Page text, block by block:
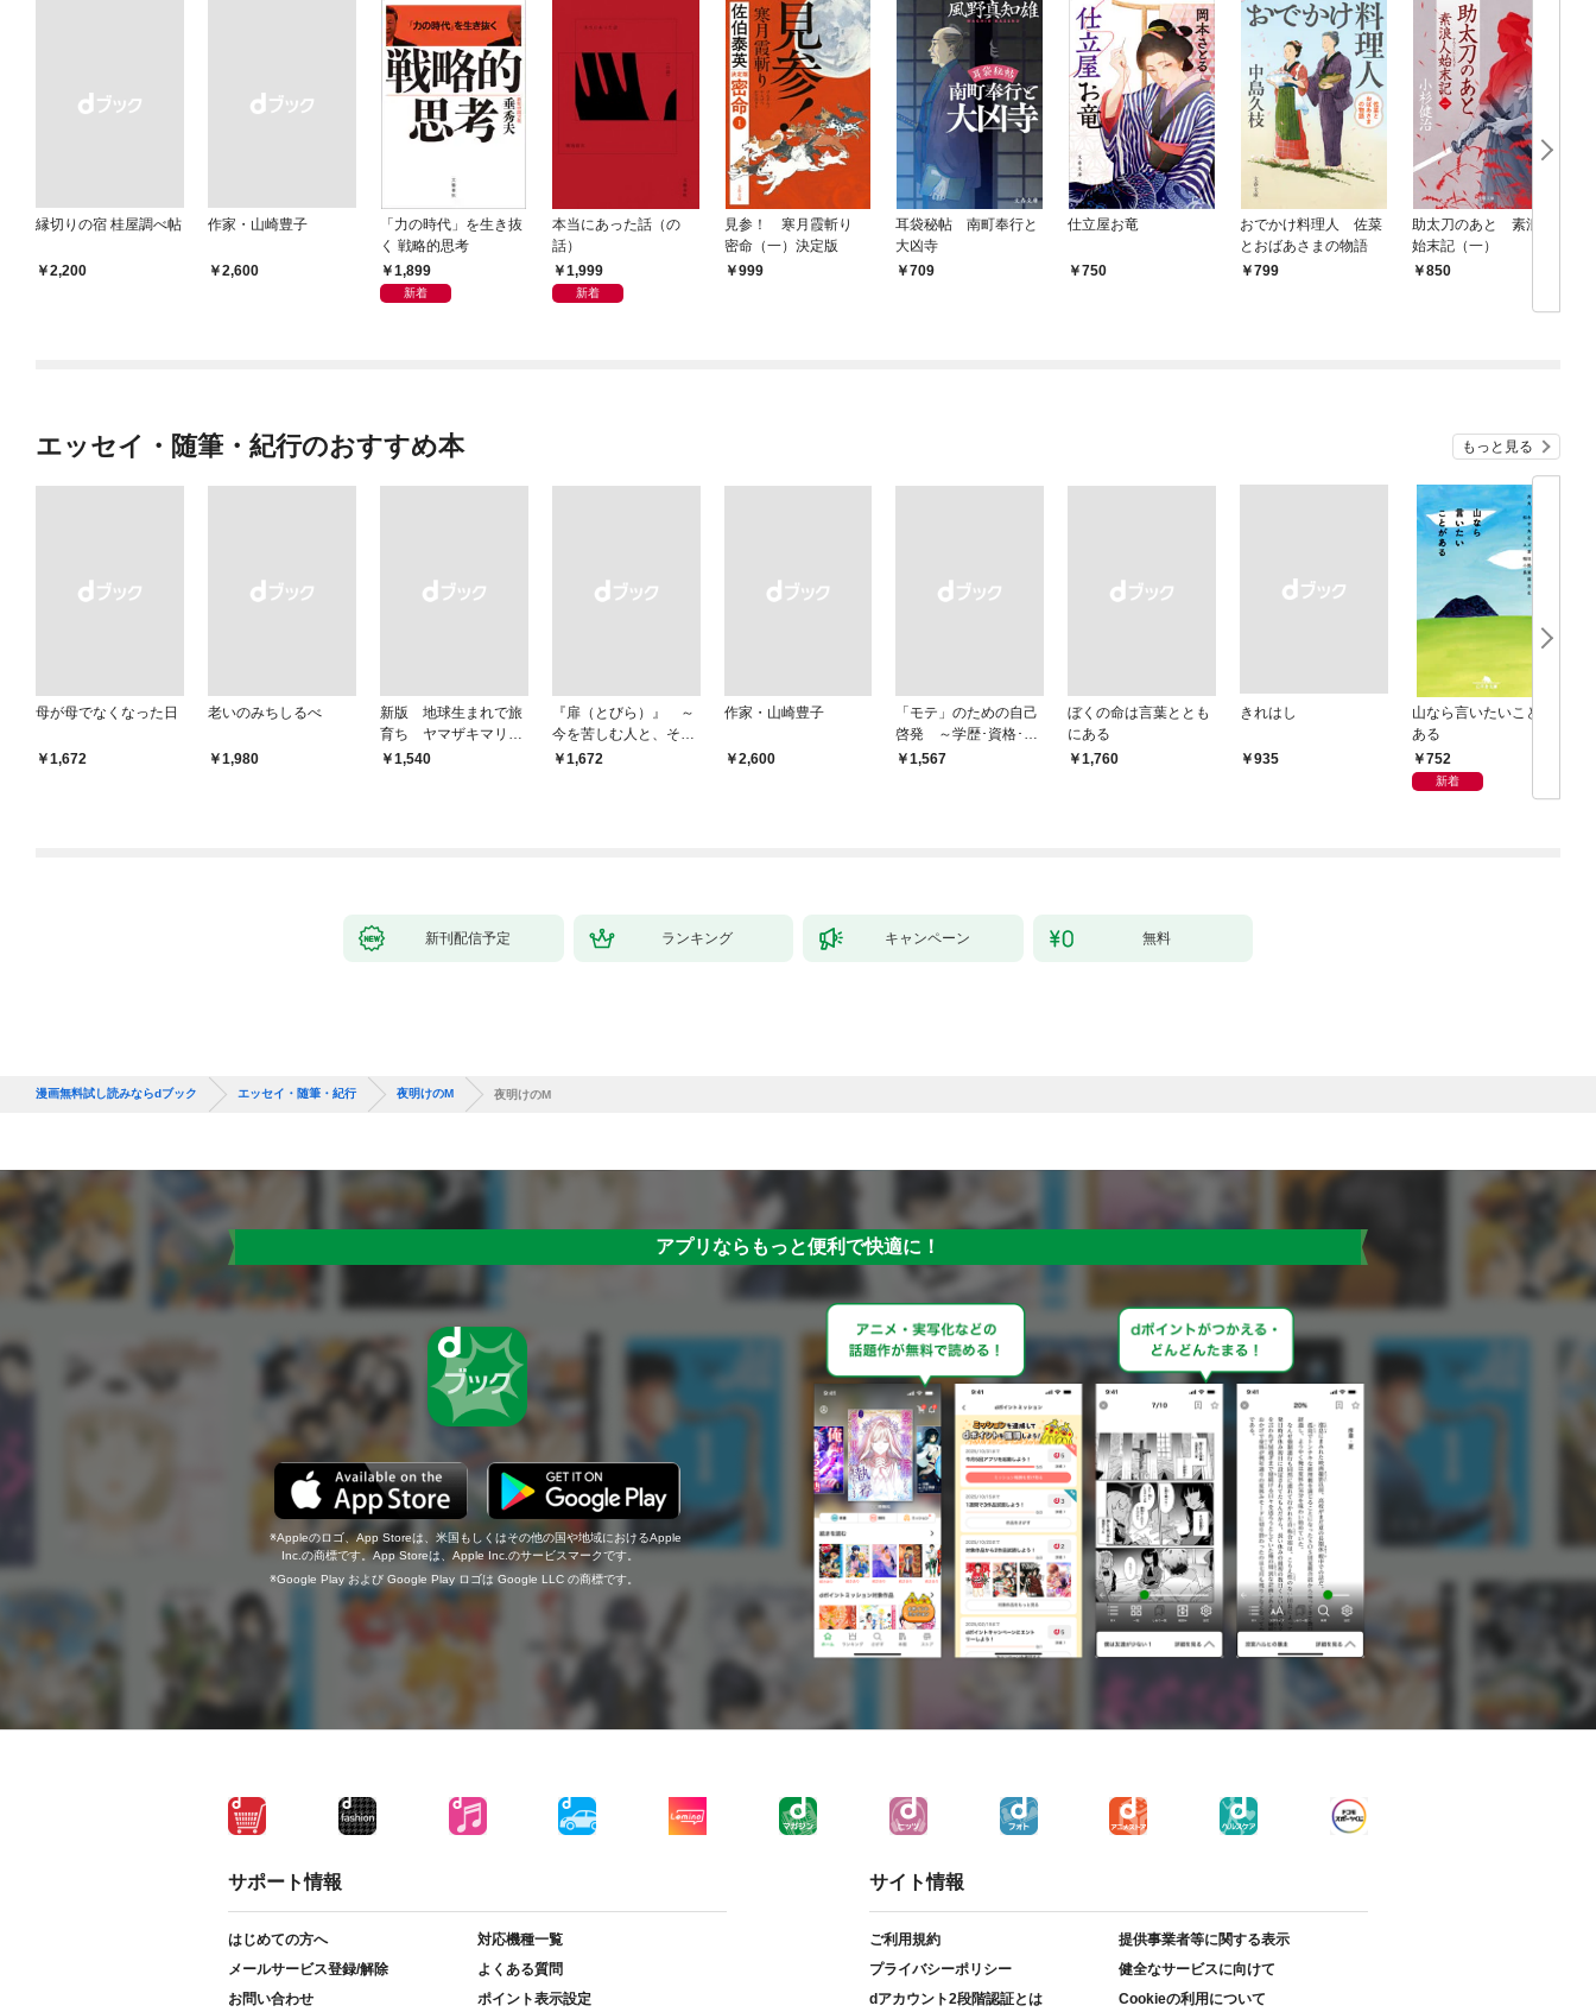
縁切りの宿 桂屋調べ帖
￥2,200
作家・山崎豊子
￥2,600
「力の時代」を生き抜
く 戦略的思考
1,899
新着
本当にあった話（の
話）
1,999
新着
見参！ 寒月霞斬り
密命（一）決定版
999
耳袋秘帖 南町奉行と
大凶寺
709
仕立屋お竜
750
おでかけ料理人 佐菜
とおばあさまの物語
799
助太刀のあと 素浪人
始末記（一）
850
エッセイ・随筆・紀行のおすすめ本 もっと見る
母が母でなくなった日
￥1,672
老いのみちしるべ
￥1,980
新版 地球生まれで旅
育ち ヤマザキマリ流
人生論
￥1,540
『扉（とびら）』 ～
今を苦しむ人と、その
ご家族、そして「あな
￥1,672
作家・山崎豊子
￥2,600
「モテ」のための自己
啓発 ～学歴･資格･音
楽･スポーツ･身長･整
￥1,567
ぼくの命は言葉ととも
にある
￥1,760
きれはし
￥935
山なら言いたいことが
ある
752
新着
新刊配信予定 ランキング キャンペーン 無料
漫画無料試し読みならdブック エッセイ・随筆・紀行 夜明けのM 夜明けのM
アプリならもっと便利で快適に！
Appleのロゴ、App Storeは、米国もしくはその他の国や地域におけるApple
Inc.の商標です。App Storeは、Apple Inc.のサービスマークです。
Google Play および Google Play ロゴは Google LLC の商標です。
サポート情報
はじめての方へ
対応機種一覧
メールサービス登録/解除
よくある質問
お問い合わせ
ポイント表示設定
サイト情報
ご利用規約
提供事業者等に関する表示
プライバシーポリシー
健全なサービスに向けて
dアカウント2段階認証とは
Cookieの利用について